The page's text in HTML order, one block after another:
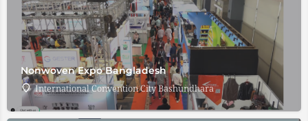
Nonwoven Expo Bangladesh
International Convention City Bashundhara